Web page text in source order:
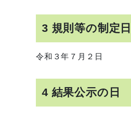
3 規則等の制定日
令和３年７月２日
4 結果公示の日